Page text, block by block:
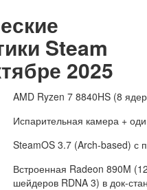
Steam
2025
AMD Ryzen 7 8840HS (8
Испарительная камера +
SteamOS 3.7 (Arch-based) с
Встроенная Radeon 890M
шейдеров RDNA 3) в док-